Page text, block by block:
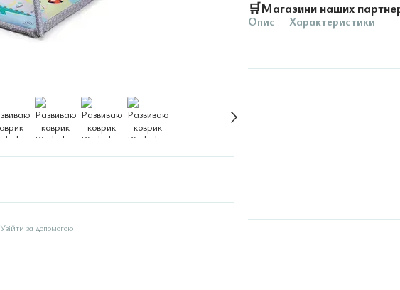
Увійти за допомогою
🛒Магазини наших
Опис Характеристики